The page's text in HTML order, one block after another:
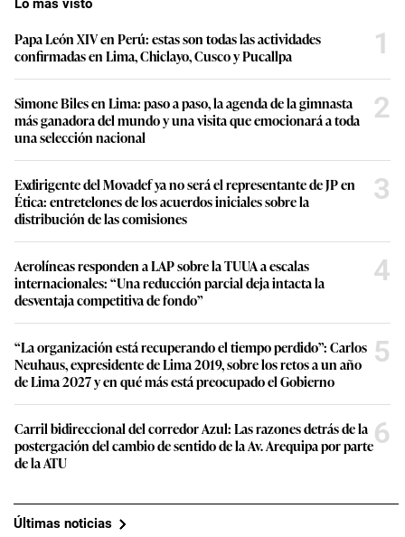
Papa León XIV en Perú: estas son todas las actividades
confirmadas en Lima, Chiclayo, Cusco y Pucallpa
1
Simone Biles en Lima: paso a paso, la agenda de la gimnasta
más ganadora del mundo y una visita que emocionará a toda
una selección nacional
2
Exdirigente del Movadef ya no será el representante de JP en
Ética: entretelones de los acuerdos iniciales sobre la
distribución de las comisiones
3
Aerolíneas responden a LAP sobre la TUUA a escalas
internacionales: “Una reducción parcial deja intacta la
desventaja competitiva de fondo”
4
“La organización está recuperando el tiempo perdido”: Carlos
Neuhaus, expresidente de Lima 2019, sobre los retos a un año
de Lima 2027 y en qué más está preocupado el Gobierno
5
Carril bidireccional del corredor Azul: Las razones detrás de la
postergación del cambio de sentido de la Av. Arequipa por parte
de la ATU
6
Últimas noticias